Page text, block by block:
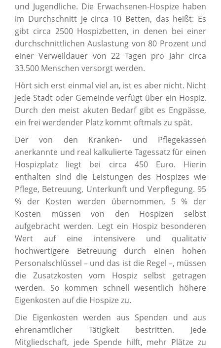
und Jugendliche. Die Erwachsenen-Hospize haben
im Durchschnitt je circa 10 Betten, das heißt: Es
gibt circa 2500 Hospizbetten, in denen bei einer
durchschnittlichen Auslastung von 80 Prozent und
einer Verweildauer von 22 Tagen pro Jahr circa
33.500 Menschen versorgt werden.
Hört sich erst einmal viel an, ist es aber nicht. Nicht
jede Stadt oder Gemeinde verfügt über ein Hospiz.
Durch den meist akuten Bedarf gibt es Engpässe,
ein frei werdender Platz kommt oftmals zu spät.
Der von den Kranken- und Pflegekassen
anerkannte und real kalkulierte Tagessatz für einen
Hospizplatz liegt bei circa 450 Euro. Hierin
enthalten sind die Leistungen des Hospizes wie
Pflege, Betreuung, Unterkunft und Verpflegung. 95
% der Kosten werden übernommen, 5 % der
Kosten müssen von den Hospizen selbst
aufgebracht werden. Legt ein Hospiz besonderen
Wert auf eine intensivere und qualitativ
hochwertigere Betreuung durch einen hohen
Personalschlüssel – und das ist die Regel –, müssen
die Zusatzkosten vom Hospiz selbst getragen
werden. So kommen schnell wesentlich höhere
Eigenkosten auf die Hospize zu.
Die Eigenkosten werden aus Spenden und aus
ehrenamtlicher Tätigkeit bestritten. Jede
Mitgliedschaft, jede Spende hilft, mehr Plätze zu